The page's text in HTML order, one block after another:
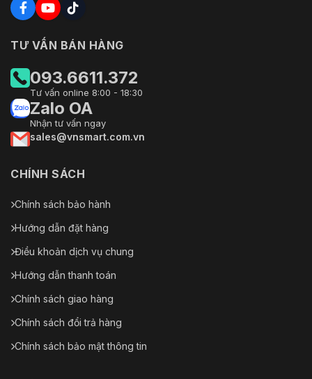
TƯ VẤN BÁN HÀNG
093.6611.372
Tư vấn online 8:00 - 18:30
Zalo OA
Nhận tư vấn ngay
sales@vnsmart.com.vn
CHÍNH SÁCH
Chính sách bảo hành
Hướng dẫn đặt hàng
Điều khoản dịch vụ chung
Hướng dẫn thanh toán
Chính sách giao hàng
Chính sách đổi trả hàng
Chính sách bảo mật thông tin